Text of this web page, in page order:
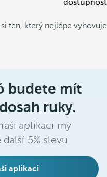
dostupnost
ten, který nejlépe vyhovuje
budete mít
ruky.
aplikaci my
5% slevu.
aplikaci